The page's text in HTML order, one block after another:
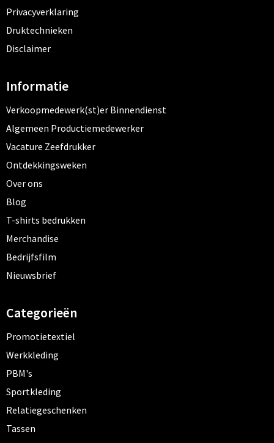
Privacyverklaring
Druktechnieken
Disclaimer
Informatie
Verkoopmedewerk(st)er Binnendienst
Algemeen Productiemedewerker
Vacature Zeefdrukker
Ontdekkingsweken
Over ons
Blog
T-shirts bedrukken
Merchandise
Bedrijfsfilm
Nieuwsbrief
Categorieën
Promotietextiel
Werkkleding
PBM's
Sportkleding
Relatiegeschenken
Tassen